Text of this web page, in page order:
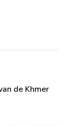
de Khmer